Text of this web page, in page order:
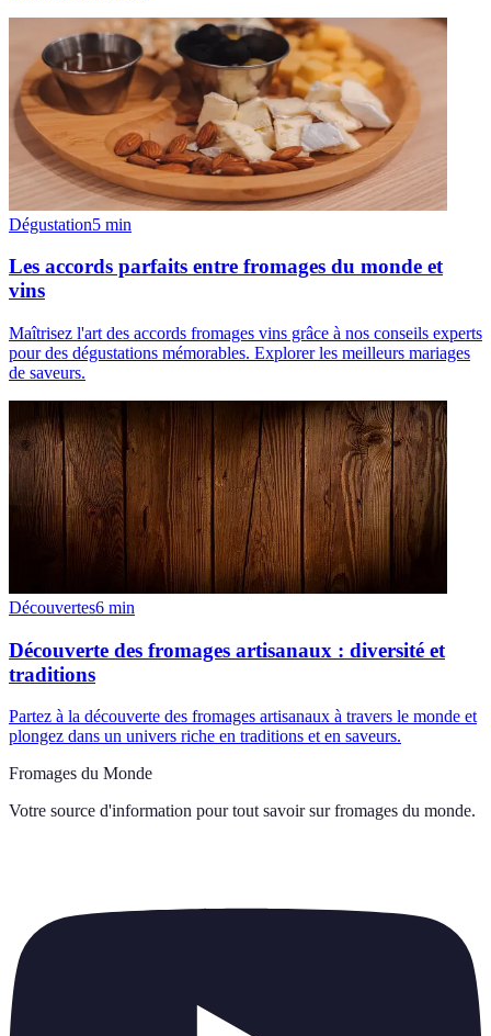
Dégustation5 min
Les accords parfaits entre fromages du monde et
vins
Maîtrisez l'art des accords fromages vins grâce à nos conseils experts
pour des dégustations mémorables. Explorer les meilleurs mariages
de saveurs.
Découvertes6 min
Découverte des fromages artisanaux : diversité et
traditions
Partez à la découverte des fromages artisanaux à travers le monde et
plongez dans un univers riche en traditions et en saveurs.
Fromages du Monde
Votre source d'information pour tout savoir sur fromages du monde.